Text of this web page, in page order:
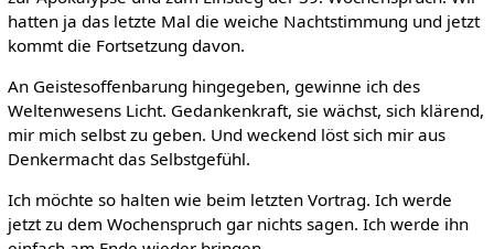
hatten ja das letzte Mal die weiche Nachtstimmung und jetzt
kommt die Fortsetzung davon.
An Geistesoffenbarung hingegeben, gewinne ich des
Weltenwesens Licht. Gedankenkraft, sie wächst, sich klärend,
mir mich selbst zu geben. Und weckend löst sich mir aus
Denkermacht das Selbstgefühl.
Ich möchte so halten wie beim letzten Vortrag. Ich werde
jetzt zu dem Wochenspruch gar nichts sagen. Ich werde ihn